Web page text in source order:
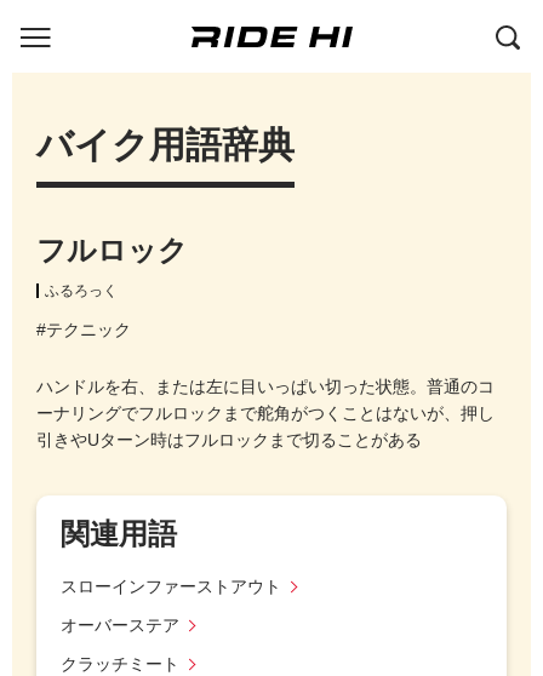
バイク用語辞典
フルロック
ふるろっく
#テクニック
ハンドルを右、または左に目いっぱい切った状態。普通のコ
ーナリングでフルロックまで舵角がつくことはないが、押し
引きやUターン時はフルロックまで切ることがある
関連用語
スローインファーストアウト
オーバーステア
クラッチミート